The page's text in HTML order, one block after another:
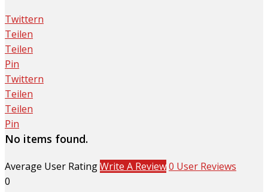
Twittern
Teilen
Teilen
Pin
Twittern
Teilen
Teilen
Pin
No items found.
Average User RatingWrite A Review0 User Reviews
0